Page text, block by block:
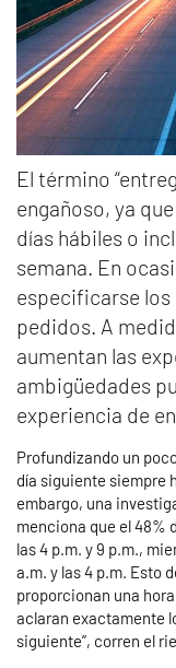
El término
engañoso, ya
días hábiles o
semana. En
especificarse los
pedidos. A
aumentan las
ambigüedades
experiencia de
Profundizando un
día siguiente siempre
embargo, una
menciona que el 48%
las 4 p.m. y 9 p.m.,
a.m. y las 4 p.m. Esto
proporcionan una
aclaran exactamente
siguiente”, corren el